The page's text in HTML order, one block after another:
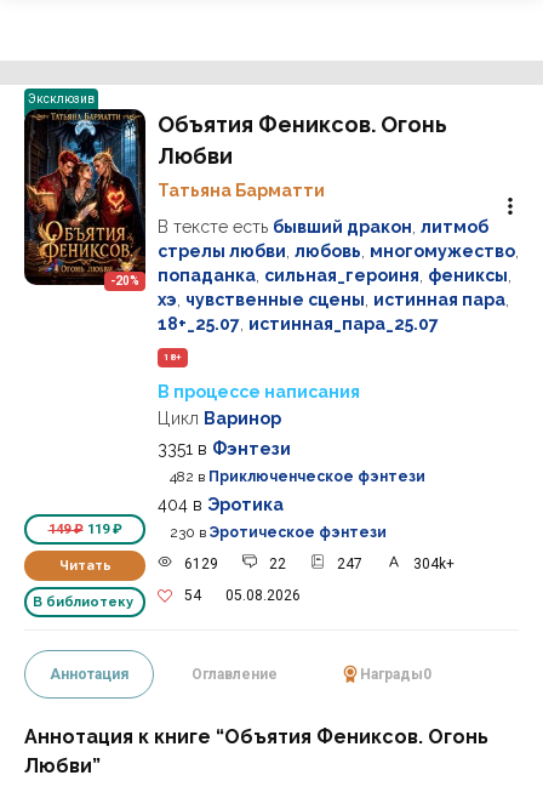
Эксклюзив
-20%
149 ₽119 ₽
Читать
В библиотеку
Объятия Фениксов. Огонь
Любви
Татьяна Барматти
В тексте есть бывший дракон литмоб
стрелы любви любовь многомужество
попаданка сильная_героиня фениксы
хэ чувственные сцены истинная пара
18+_25.07 истинная_пара_25.07
18+
В процессе написания
Цикл Варинор
3351 в Фэнтези
482 в Приключенческое фэнтези
404 в Эротика
230 в Эротическое фэнтези
6129
22 247
304k+
54
05.08.2026
Аннотация Оглавление Награды0
Аннотация к книге “Объятия Фениксов. Огонь
Любви”